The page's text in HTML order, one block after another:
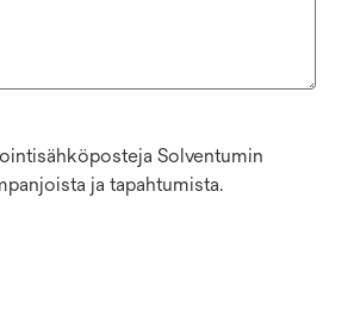
Solventumin
ja tapahtumista.